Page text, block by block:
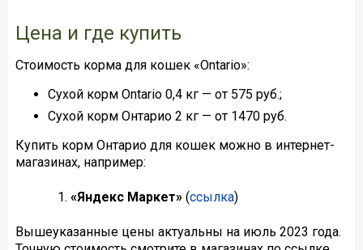
Цена и где купить
Стоимость корма для кошек «Ontario»:
Сухой корм Ontario 0,4 кг — от 575 руб.;
Сухой корм Онтарио 2 кг — от 1470 руб.
Купить корм Онтарио для кошек можно в интернет-
магазинах, например:
«Яндекс Маркет»(ссылка)
Вышеуказанные цены актуальны на июль 2023 года.